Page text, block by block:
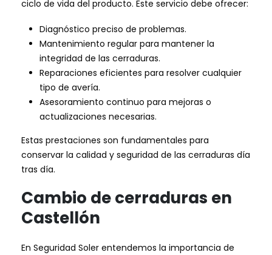
ciclo de vida del producto. Este servicio debe ofrecer:
Diagnóstico preciso de problemas.
Mantenimiento regular para mantener la
integridad de las cerraduras.
Reparaciones eficientes para resolver cualquier
tipo de avería.
Asesoramiento continuo para mejoras o
actualizaciones necesarias.
Estas prestaciones son fundamentales para
conservar la calidad y seguridad de las cerraduras día
tras día.
Cambio de cerraduras en
Castellón
En Seguridad Soler entendemos la importancia de